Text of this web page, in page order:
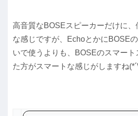
高音質なBOSEスピーカーだけに、
な感じですが、EchoとかにBOSE
いで使うよりも、BOSEのスマート
た方がスマートな感じがしますね